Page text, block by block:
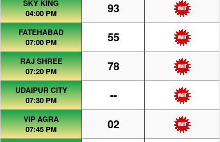
SKY KING
04:00 PM
93
FATEHABAD
07:00 PM
55
RAJ SHREE
07:20 PM
78
UDAIPUR CITY
07:30 PM
--
VIP AGRA
07:45 PM
02